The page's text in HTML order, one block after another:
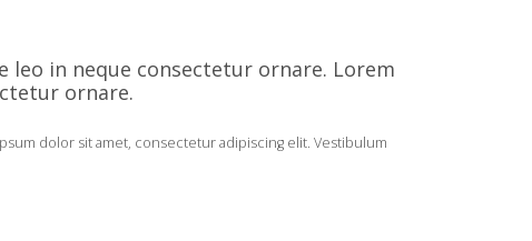
leo in neque consectetur ornare. Lorem
ornare.
dolor sit amet, consectetur adipiscing elit. Vestibulum